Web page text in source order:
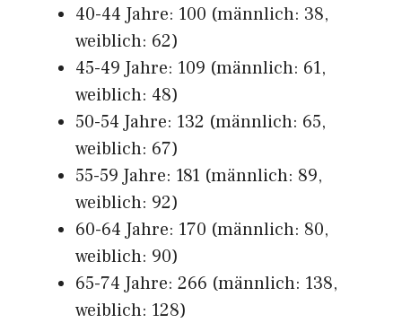
40-44 Jahre: 100 (männlich: 38,
weiblich: 62)
45-49 Jahre: 109 (männlich: 61,
weiblich: 48)
50-54 Jahre: 132 (männlich: 65,
weiblich: 67)
55-59 Jahre: 181 (männlich: 89,
weiblich: 92)
60-64 Jahre: 170 (männlich: 80,
weiblich: 90)
65-74 Jahre: 266 (männlich: 138,
weiblich: 128)